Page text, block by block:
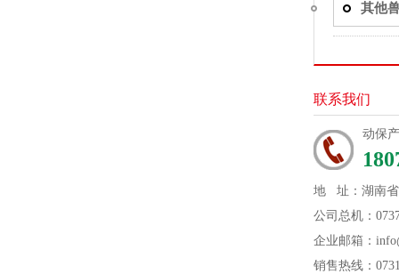
其他
联系我们
动保
地 址：湖南省
公司总机：
企业邮箱：
销售热线：